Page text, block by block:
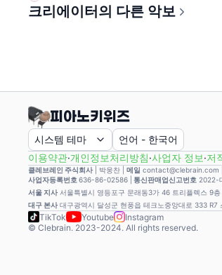
크리에이터의 다른 악보
시스템 테마 언어 - 한국어
이용약관·개인정보처리방침·사업자 정보·저
클레브레인 주식회사| 박웅찬 메일 contact@clebrain.com |
사업자등록번호 636-86-02586 | 통신판매업신고번호 2022-
서울 지사 서울특별시 영등포구 문래동3가 46 트리플렉스 9
대구 본사 대구광역시 달성군 현풍읍 테크노중앙대로 333 R7
TikTok Youtube
Instagram
© Clebrain. 2023-2024. All rights reserved.